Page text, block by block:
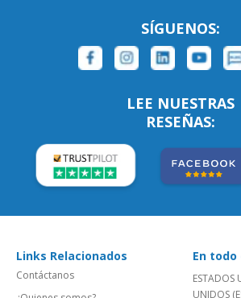
SÍGUENOS:
LEE NUESTRAS
RESEÑAS:
Links Relacionados
Contáctanos
En todo
ESTADOS
UNIDOS